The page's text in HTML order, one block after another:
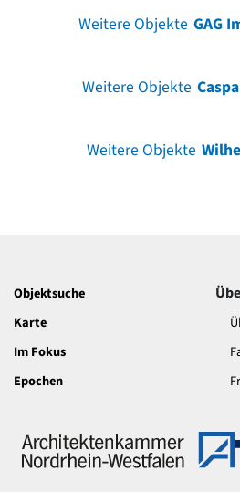
Weitere Objekte GAG
Weitere Objekte
Weitere Objekte
Objektsuche
Karte
Im Fokus
Epochen